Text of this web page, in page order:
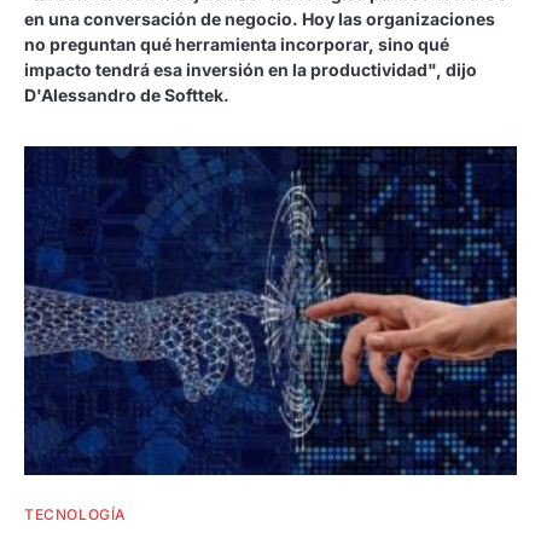
en una conversación de negocio. Hoy las organizaciones
no preguntan qué herramienta incorporar, sino qué
impacto tendrá esa inversión en la productividad", dijo
D'Alessandro de Softtek.
TECNOLOGÍA